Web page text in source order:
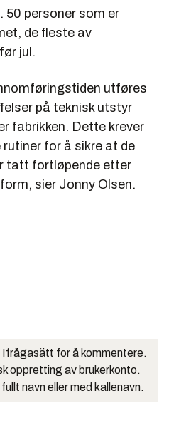
50 personer som er
de fleste av
jul.
utføres
på teknisk utstyr
fabrikken. Dette krever
for å sikre at de
tatt fortløpende etter
sier Jonny Olsen.
for å kommentere.
oppretting av brukerkonto.
navn eller med kallenavn.